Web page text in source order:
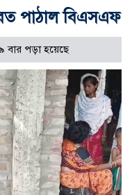
পাঠাল বিএসএফ
বার পড়া হয়েছে